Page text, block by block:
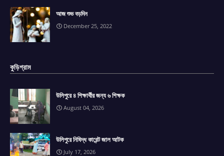
আজ শুভ বড়দিন
December 25, 2022
কুড়িগ্রাম
উলিপুরে ৪ শিক্ষার্থীর জন্য ৬ শিক্ষক
August 04, 2026
উলিপুরে নিষিদ্ধ কারেন্ট জাল আটক
July 17, 2026